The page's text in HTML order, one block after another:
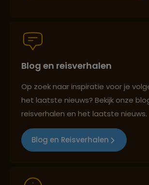
Best beoordeelde reisroutes
Reizen met oog voor mens,
Blog en reisverhalen
Op zoek naar inspiratie voor je
het laatste nieuws? Bekijk onze
reisverhalen en het laatste nieuws.
Blog en Reisverhalen